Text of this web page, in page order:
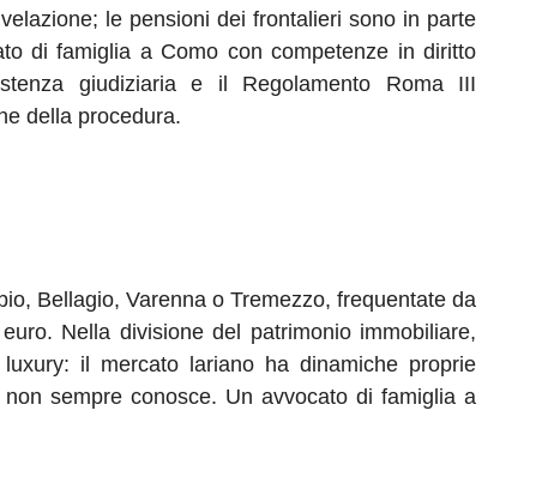
le pensioni dei frontalieri sono in parte
di famiglia a Como con competenze in diritto
giudiziaria e il Regolamento Roma III
della procedura.
Bellagio, Varenna o Tremezzo, frequentate da
Nella divisione del patrimonio immobiliare,
il mercato lariano ha dinamiche proprie
sempre conosce. Un avvocato di famiglia a